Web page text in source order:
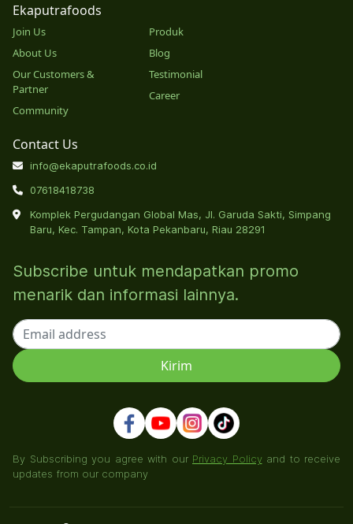
Ekaputrafoods
Join Us
About Us
Our Customers &
Partner
Community
Produk
Blog
Testimonial
Career
Contact Us
info@ekaputrafoods.co.id
07618418738
Komplek Pergudangan Global Mas, Jl. Garuda Sakti, Simpang
Baru, Kec. Tampan, Kota Pekanbaru, Riau 28291
Subscribe untuk mendapatkan promo
menarik dan informasi lainnya.
By Subscribing you agree with our Privacy Policyand to receive
updates from our company